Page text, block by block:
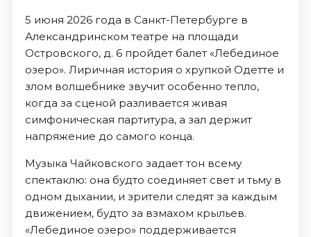
5 июня 2026 года в Санкт-Петербурге в
Александринском театре на площади
Островского, д. 6 пройдет балет «Лебединое
озеро». Лиричная история о хрупкой Одетте и
злом волшебнике звучит особенно тепло,
когда за сценой разливается живая
симфоническая партитура, а зал держит
напряжение до самого конца.
Музыка Чайковского задает тон всему
спектаклю: она будто соединяет свет и тьму в
одном дыхании, и зрители следят за каждым
движением, будто за взмахом крыльев.
«Лебединое озеро» поддерживается